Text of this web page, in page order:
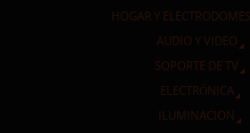
HOGAR Y
AUDIO Y VIDEO
SOPORTE DE TV
ELECTRÓNICA
ILUMINACION